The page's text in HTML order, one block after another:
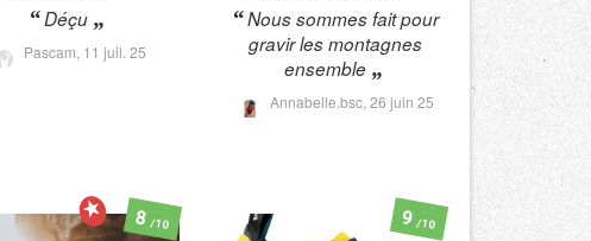
Déçu
Pascam, 11 juil. 25
Nous sommes fait pour
gravir les montagnes
ensemble
Annabelle.bsc,26 juin 25
8/10 9/10